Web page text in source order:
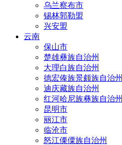
乌兰察布市
锡林郭勒盟
兴安盟
云南
保山市
楚雄彝族自治州
大理白族自治州
德宏傣族景颇族自治州
迪庆藏族自治州
红河哈尼族彝族自治州
昆明市
丽江市
临沧市
怒江傈僳族自治州